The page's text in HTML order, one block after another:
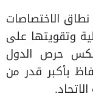
الاختصاصات
وتقويتها على
حرص الدول
بأكبر قدر من